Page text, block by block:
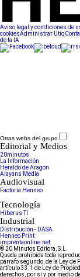
Aviso legal y condiciones de
cookiesAdministrar Utiq
de la IA
Otras webs del grupo
Editorial y Medios
20minutos
La Información
Heraldo de Aragón
Alayans Media
Audiovisual
Factoría Henneo
Tecnología
Hiberus TI
Industrial
Distribución - DASA
Henneo Print
imprentaonline.net
© 20 Minutos Editora, S.L.
Queda prohibida toda
párrafo segundo, de la Ley de
artículo 33.1 de Ley de
derechos, por sí y por medio